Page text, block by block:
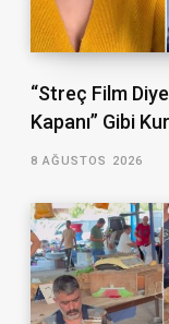
“Streç Film
Kapanı” Gibi
8 AĞUSTOS 2026